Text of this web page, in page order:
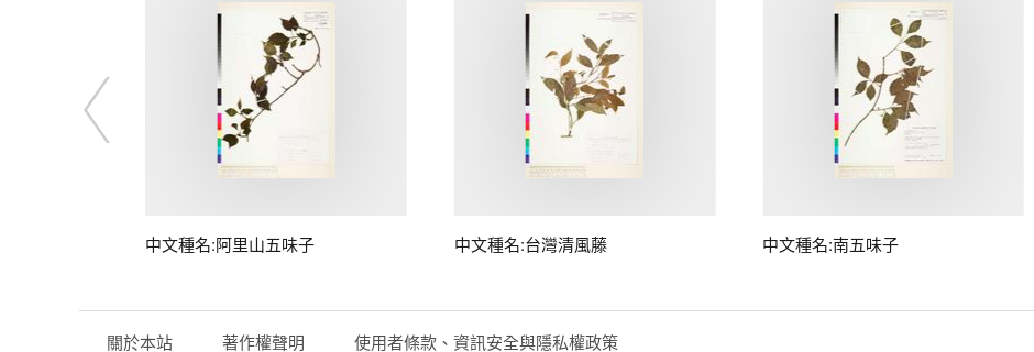
中文種名:阿里山五味子 中文種名:台灣清風藤 中文種名:南五味子
關於本站 著作權聲明 使用者條款、資訊安全與隱私權政策